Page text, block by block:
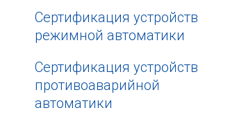
Сертификация устройств
режимной автоматики
Сертификация устройств
противоаварийной
автоматики